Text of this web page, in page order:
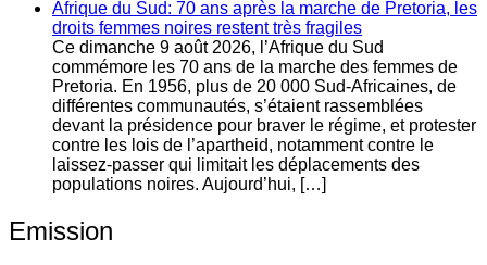
Afrique du Sud: 70 ans après la marche de Pretoria, les
droits femmes noires restent très fragiles
Ce dimanche 9 août 2026, l’Afrique du Sud
commémore les 70 ans de la marche des femmes de
Pretoria. En 1956, plus de 20 000 Sud-Africaines, de
différentes communautés, s’étaient rassemblées
devant la présidence pour braver le régime, et protester
contre les lois de l’apartheid, notamment contre le
laissez-passer qui limitait les déplacements des
populations noires. Aujourd’hui, […]
Emission